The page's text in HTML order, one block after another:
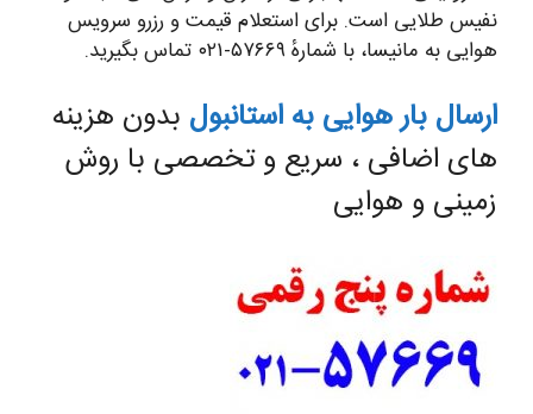
نفیس طلایی است. برای استعلام قیمت و رزرو سرویس
هوایی به مانیسا، با شمارهٔ ۵۷۶۶۹-۰۲۱ تماس بگیرید.
ارسال بار هوایی به استانبول بدون هزینه
های اضافی ، سریع و تخصصی با روش
زمینی و هوایی